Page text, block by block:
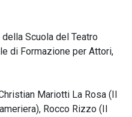
Scuola del Teatro
di Formazione per Attori,
Mariotti La Rosa (Il
Rocco Rizzo (Il